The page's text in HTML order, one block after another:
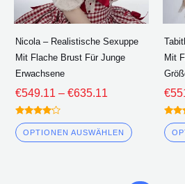
Nicola – Realistische Sexuppe
Mit Flache Brust Für Junge
Erwachsene
€549.11 – €635.11
Bewertet
4.00
von 5
OPTIONEN AUSWÄHLEN
auf
werden
Mit
€
5.00
von 5